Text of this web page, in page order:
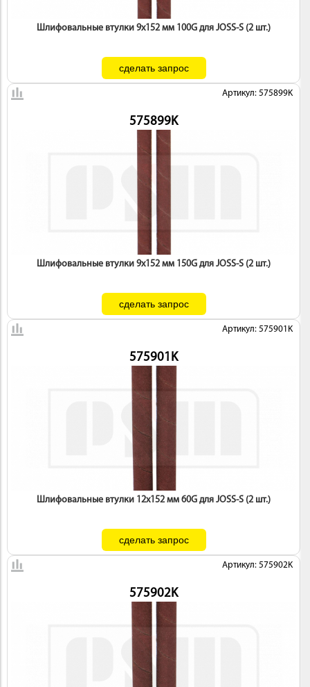
Шлифовальные втулки 9х152 мм 100G для JOSS-S (2 шт.)
Артикул: 575899K
575899K
Шлифовальные втулки 9х152 мм 150G для JOSS-S (2 шт.)
Артикул: 575901K
575901K
Шлифовальные втулки 12х152 мм 60G для JOSS-S (2 шт.)
Артикул: 575902K
575902K